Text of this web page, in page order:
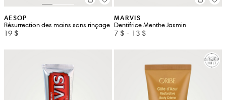
AESOP
Résurrection des mains sans rinçage
19 $
MARVIS
Dentifrice Menthe Jasmin
7 $ - 13 $